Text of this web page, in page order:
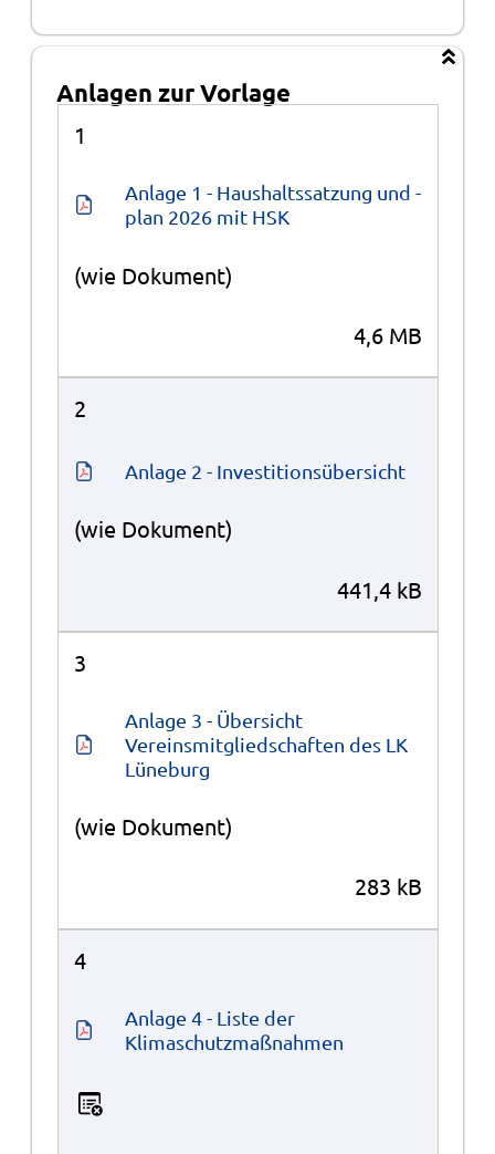
Anlagen zur Vorlage
1
Anlage 1 - Haushaltssatzung und -
plan 2026 mit HSK
(wie Dokument)
4,6 MB
2
Anlage 2 - Investitionsübersicht
(wie Dokument)
441,4 kB
3
Anlage 3 - Übersicht
Vereinsmitgliedschaften des LK
Lüneburg
(wie Dokument)
283 kB
4
Anlage 4 - Liste der
Klimaschutzmaßnahmen